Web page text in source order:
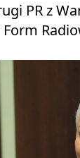
PR z